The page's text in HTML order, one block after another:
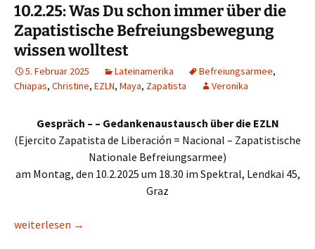
10.2.25: Was Du schon immer über die
Zapatistische Befreiungsbewegung
wissen wolltest
5. Februar 2025 Lateinamerika Befreiungsarmee,
Chiapas, Christine, EZLN, Maya, Zapatista Veronika
Gespräch – – Gedankenaustausch über die EZLN
(Ejercito Zapatista de Liberación = Nacional – Zapatistische
Nationale Befreiungsarmee)
am Montag, den 10.2.2025 um 18.30 im Spektral, Lendkai 45,
Graz
10.2.25: Was Du schon immer über die Zapatistische
weiterlesen →